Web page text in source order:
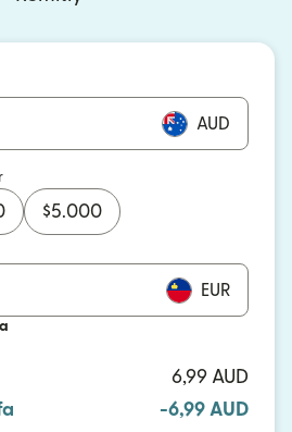
AUD
$5.000
EUR
6,99 AUD
-6,99 AUD